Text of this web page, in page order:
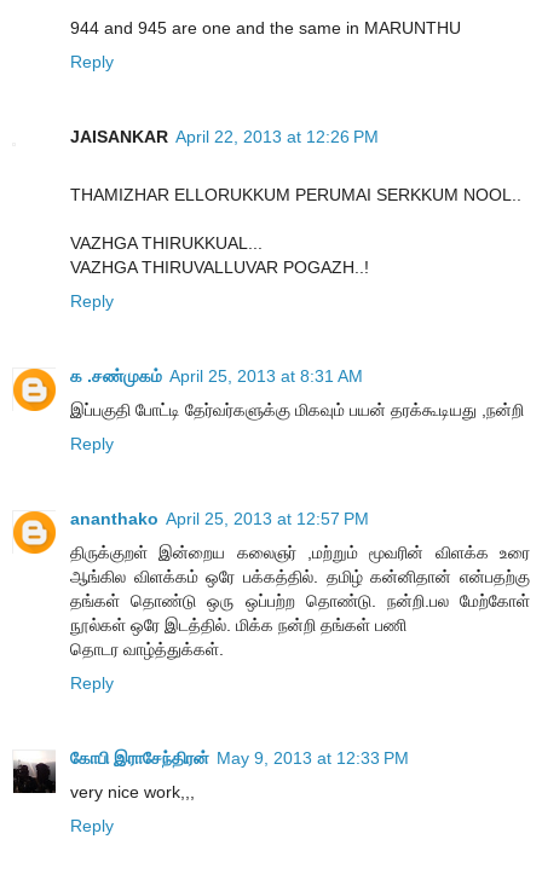
944 and 945 are one and the same in MARUNTHU
Reply
JAISANKAR April 22, 2013 at 12:26 PM
THAMIZHAR ELLORUKKUM PERUMAI SERKKUM NOOL..
VAZHGA THIRUKKUAL...
VAZHGA THIRUVALLUVAR POGAZH..!
Reply
க .சண்முகம் April 25, 2013 at 8:31 AM
இப்பகுதி போட்டி தேர்வர்களுக்கு மிகவும் பயன் தரக்கூடியது ,நன்றி
Reply
ananthako April 25, 2013 at 12:57 PM
திருக்குறள் இன்றைய கலைஞர் ,மற்றும் மூவரின் விளக்க உரை
ஆங்கில விளக்கம் ஒரே பக்கத்தில். தமிழ் கன்னிதான் என்பதற்கு
தங்கள் தொண்டு ஒரு ஒப்பற்ற தொண்டு. நன்றி.பல மேற்கோள்
நூல்கள் ஒரே இடத்தில். மிக்க நன்றி தங்கள் பணி
தொடர வாழ்த்துக்கள்.
Reply
கோபி இராசேந்திரன் May 9, 2013 at 12:33 PM
very nice work,,,
Reply